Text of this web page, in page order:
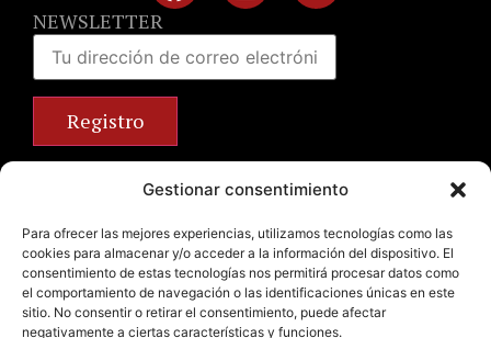
Gestionar consentimiento
Para ofrecer las mejores experiencias, utilizamos tecnologías como las
cookies para almacenar y/o acceder a la información del dispositivo. El
consentimiento de estas tecnologías nos permitirá procesar datos como
el comportamiento de navegación o las identificaciones únicas en este
sitio. No consentir o retirar el consentimiento, puede afectar
negativamente a ciertas características y funciones.
NEWSLETTER
+34 963 672 314
info@emilianobodega.com
Parking gratuito